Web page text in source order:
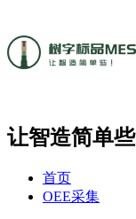
让智造简单些
首页
OEE采集